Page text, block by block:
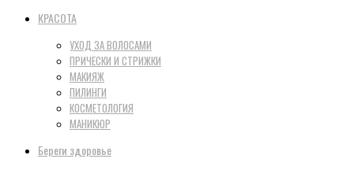
КРАСОТА
УХОД ЗА ВОЛОСАМИ
ПРИЧЕСКИ И СТРИЖКИ
МАКИЯЖ
ПИЛИНГИ
КОСМЕТОЛОГИЯ
МАНИКЮР
Береги здоровье